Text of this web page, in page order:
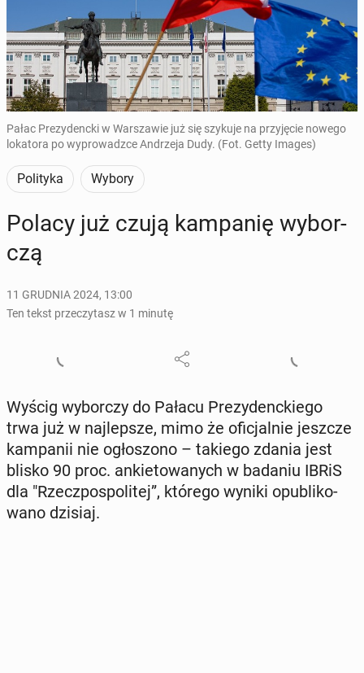
Pałac Prezydencki w Warszawie już się szykuje na przyjęcie nowego
lokatora po wyprowadzce Andrzeja Dudy. (Fot. Getty Images)
Polityka Wybory
Polacy już czują kam­pa­nię wy­bor­
czą
11 GRUDNIA 2024, 13:00
Ten tekst przeczytasz w 1 minutę
Wyścig wy­bor­czy do Pałacu Pre­zy­denc­kie­go
trwa już w naj­lep­sze, mimo że ofi­cjal­nie jeszcze
kam­pa­nii nie ogło­szo­no – takiego zdania jest
blisko 90 proc. an­kie­to­wa­nych w badaniu IBRiS
dla "Rzecz­po­spo­li­tej”, którego wyniki opu­bli­ko­
wa­no dzisiaj.